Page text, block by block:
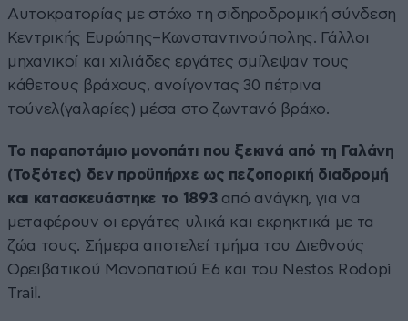
Αυτοκρατορίας με στόχο τη σιδηροδρομική σύνδεση
Κεντρικής Ευρώπης–Κωνσταντινούπολης. Γάλλοι
μηχανικοί και χιλιάδες εργάτες σμίλεψαν τους
κάθετους βράχους, ανοίγοντας 30 πέτρινα
τούνελ(γαλαρίες) μέσα στο ζωντανό βράχο.
Το παραποτάμιο μονοπάτι που ξεκινά από τη Γαλάνη
(Τοξότες) δεν προϋπήρχε ως πεζοπορική διαδρομή
και κατασκευάστηκε το 1893από ανάγκη, για να
μεταφέρουν οι εργάτες υλικά και εκρηκτικά με τα
ζώα τους. Σήμερα αποτελεί τμήμα του Διεθνούς
Ορειβατικού Μονοπατιού E6 και του Nestos Rodopi
Trail.